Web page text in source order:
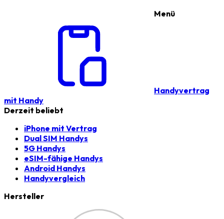
Menü
Handyvertrag
mit Handy
Derzeit beliebt
iPhone mit Vertrag
Dual SIM Handys
5G Handys
eSIM-fähige Handys
Android Handys
Handyvergleich
Hersteller